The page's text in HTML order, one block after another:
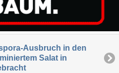
Ausbruch in den
Salat in